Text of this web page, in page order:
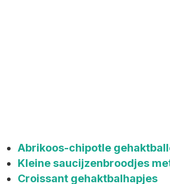
Abrikoos-chipotle
Kleine saucijzenbroodjes
Croissant gehaktbalhapjes